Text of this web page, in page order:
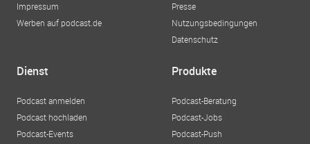
Impressum
Werben auf podcast.de
Presse
Nutzungsbedingungen
Datenschutz
Dienst
Podcast anmelden
Podcast hochladen
Podcast-Events
Produkte
Podcast-Beratung
Podcast-Jobs
Podcast-Push